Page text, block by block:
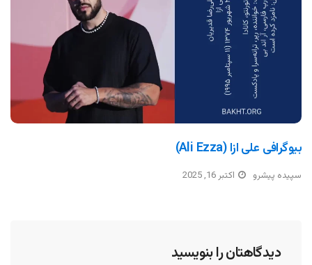
بیوگرافی علی ازا (Ali Ezza)
سپیده پیشرو اکتبر 16, 2025
دیدگاهتان را بنویسید